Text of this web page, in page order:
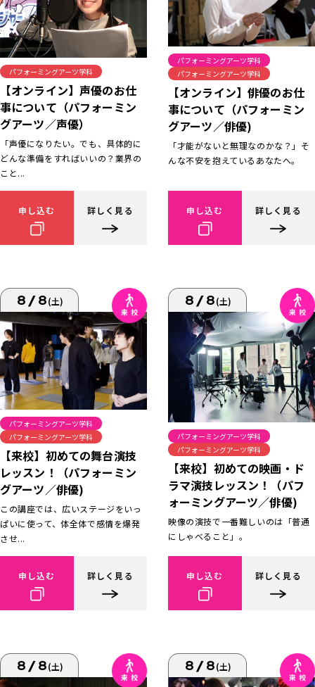
パフォーミングアーツ学科
【オンライン】声優のお仕
事について（パフォーミン
グアーツ／声優）
「声優になりたい。でも、具体的に
どんな準備をすればいいの？業界の
こと...
申し込む 詳しく見る
パフォーミングアーツ学科
パフォーミングアーツ学科
【オンライン】俳優のお仕
事について（パフォーミン
グアーツ／俳優)
「才能がないと無理なのかな？」そ
んな不安を抱えているあなたへ。
申し込む 詳しく見る
8/8(土)
パフォーミングアーツ学科
パフォーミングアーツ学科
【来校】初めての舞台演技
レッスン！（パフォーミン
グアーツ／俳優)
この講座では、広いステージをいっ
ぱいに使って、体全体で感情を爆発
させ...
申し込む 詳しく見る
8/8(土)
パフォーミングアーツ学科
パフォーミングアーツ学科
【来校】初めての映画・ド
ラマ演技レッスン！（パフ
ォーミングアーツ／俳優)
映像の演技で一番難しいのは「普通
にしゃべること」。
申し込む 詳しく見る
8/8(土) 8/8(土)